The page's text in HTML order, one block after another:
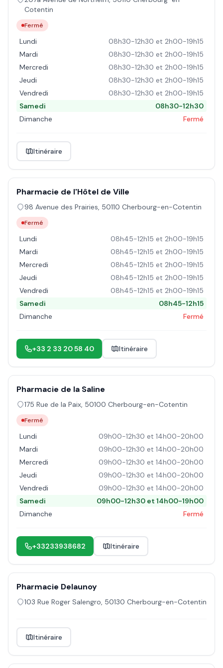
Cotentin
Fermé
Lundi
08h30-12h30 et 2h00-19h15
Mardi
08h30-12h30 et 2h00-19h15
Mercredi
08h30-12h30 et 2h00-19h15
Jeudi
08h30-12h30 et 2h00-19h15
Vendredi
08h30-12h30 et 2h00-19h15
Samedi
08h30-12h30
Dimanche
Fermé
Itinéraire
Pharmacie de l'Hôtel de Ville
98 Avenue des Prairies, 50110 Cherbourg-en-Cotentin
Fermé
Lundi
08h45-12h15 et 2h00-19h15
Mardi
08h45-12h15 et 2h00-19h15
Mercredi
08h45-12h15 et 2h00-19h15
Jeudi
08h45-12h15 et 2h00-19h15
Vendredi
08h45-12h15 et 2h00-19h15
Samedi
08h45-12h15
Dimanche
Fermé
+33 2 33 20 58 40 Itinéraire
Pharmacie de la Saline
175 Rue de la Paix, 50100 Cherbourg-en-Cotentin
Fermé
Lundi
09h00-12h30 et 14h00-20h00
Mardi
09h00-12h30 et 14h00-20h00
Mercredi
09h00-12h30 et 14h00-20h00
Jeudi
09h00-12h30 et 14h00-20h00
Vendredi
09h00-12h30 et 14h00-20h00
Samedi
09h00-12h30 et 14h00-19h00
Dimanche
Fermé
+33233938682 Itinéraire
Pharmacie Delaunoy
103 Rue Roger Salengro, 50130 Cherbourg-en-Cotentin
Itinéraire